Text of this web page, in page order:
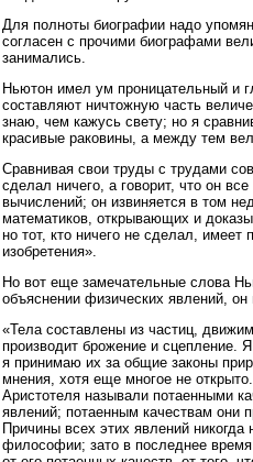
Для полноты биографии надо
согласен с прочими биографами
занимались.
Ньютон имел ум проницательный и
составляют ничтожную часть
знаю, чем кажусь свету; но я
красивые раковины, а между тем
Сравнивая свои труды с трудами
сделал ничего, а говорит, что он
вычислений; он извиняется в том
математиков, открывающих и
но тот, кто ничего не сделал,
изобретения».
Но вот еще замечательные слова
объяснении физических явлений, он
«Тела составлены из частиц,
производит брожение и сцепление.
я принимаю их за общие законы
мнения, хотя еще многое не
Аристотеля называли потаенными
явлений; потаенным качествам они
Причины всех этих явлений
философии; зато в последнее время